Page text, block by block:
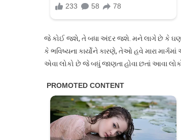
જે કોઈ જશે, તે બધા અંદર જશે. મને લાગે છે કે ઘણા
કે ભવિષ્યના કાર્યોને કારણે, તેઓ હવે મારા
એવા લોકો છે જે બધું જાણતા હોવા છતાં આવા